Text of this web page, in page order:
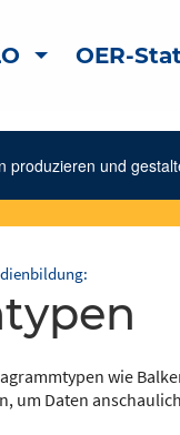
OER-
produzieren und
wie
um Daten